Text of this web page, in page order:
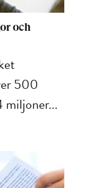
och
500
miljoner...